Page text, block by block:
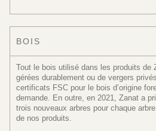
BOIS
Tout le bois utilisé dans les produits de
gérées durablement ou de vergers
certificats FSC pour le bois d’origine
demande. En outre, en 2021, Zanat a
trois nouveaux arbres pour chaque
de nos produits.